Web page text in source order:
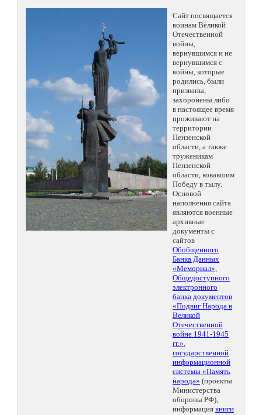
Сайт посвящается
воинам Великой
Отечественной
войны,
вернувшимся и не
вернувшимся с
войны, которые
родились, были
призваны,
захоронены либо
в настоящее время
проживают на
территории
Пензенской
области, а также
труженикам
Пензенской
области, ковавшим
Победу в тылу.
Основой
наполнения сайта
являются военные
архивные
документы с
сайтов
Обобщенного
Банка Данных
«Мемориал»,
Общедоступного
электронного
банка документов
«Подвиг Народа в
Великой
Отечественной
войне 1941-1945
гг.»,
государственной
информационной
системы «Память
народа» (проекты
Министерства
обороны РФ),
информация книги